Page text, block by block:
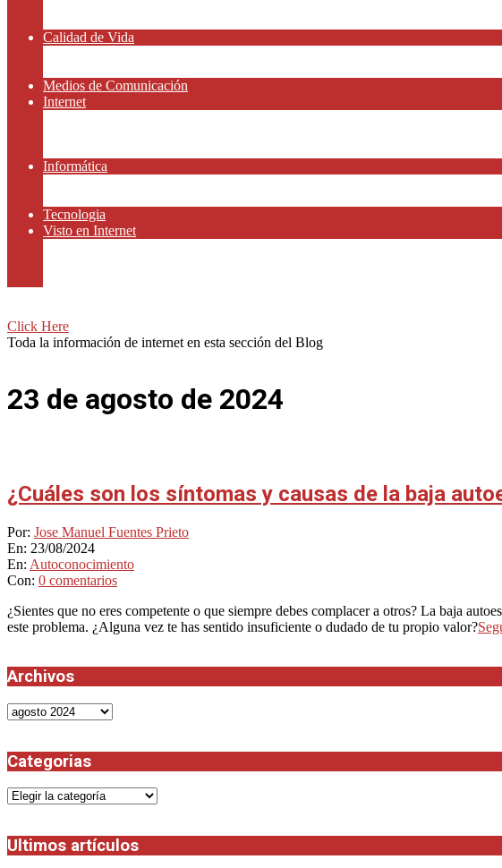
Calidad de Vida
Medios de Comunicación
Internet
Informática
Tecnologia
Visto en Internet
Click Here
Toda la información de internet en esta sección del Blog
23 de agosto de 2024
¿Cuáles son los síntomas y causas de la baja
2024-
08-
23
Por: Jose Manuel Fuentes Prieto
En: 23/08/2024
En: Autoconocimiento
Con: 0 comentarios
¿Sientes que no eres competente o que siempre debes complacer a otros? La baja
este problema. ¿Alguna vez te has sentido insuficiente o dudado de tu propio valor?
Archivos
Archivos
Categorias
Categorias
Ultimos artículos